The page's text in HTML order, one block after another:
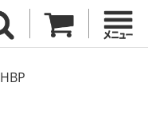
HBP